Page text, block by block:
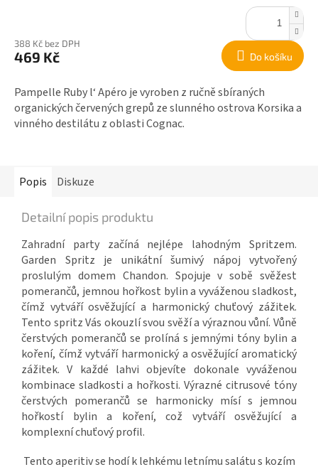
388 Kč bez DPH
469 Kč Do košíku
Pampelle Ruby l‘ Apéro je vyroben z ručně sbíraných
organických červených grepů ze slunného ostrova Korsika a
vinného destilátu z oblasti Cognac.
Popis Diskuze
Detailní popis produktu
Zahradní party začíná nejlépe lahodným Spritzem.
Garden Spritz je unikátní šumivý nápoj vytvořený
proslulým domem Chandon. Spojuje v sobě svěžest
pomerančů, jemnou hořkost bylin a vyváženou sladkost,
čímž vytváří osvěžující a harmonický chuťový zážitek.
Tento spritz Vás okouzlí svou svěží a výraznou vůní. Vůně
čerstvých pomerančů se prolíná s jemnými tóny bylin a
koření, čímž vytváří harmonický a osvěžující aromatický
zážitek. V každé lahvi objevíte dokonale vyváženou
kombinace sladkosti a hořkosti. Výrazné citrusové tóny
čerstvých pomerančů se harmonicky mísí s jemnou
hořkostí bylin a koření, což vytváří osvěžující a
komplexní chuťový profil.
Tento aperitiv se hodí k lehkému letnímu salátu s kozím